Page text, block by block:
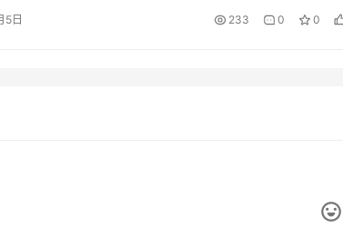
，在这里有海量的游戏给大家提供。礼包都是可以
需花费1元就可以成为平台会员，畅享18项的会员权
5日 233 0 0